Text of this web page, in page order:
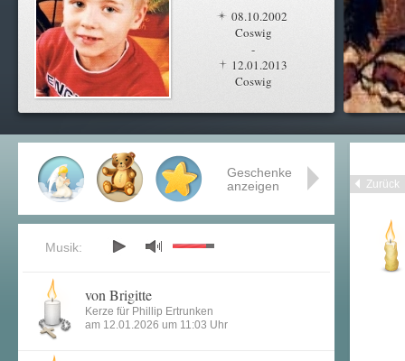
08.10.2002
Coswig
-
12.01.2013
Coswig
Zurück
Geschenke
anzeigen
Musik:
von Brigitte
Kerze für Phillip Ertrunken
am 12.01.2026 um 11:03 Uhr